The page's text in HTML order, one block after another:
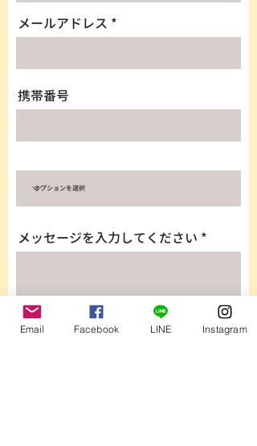
メールアドレス
携帯番号
メッセージを入力してください
Email Facebook LINE Instagram